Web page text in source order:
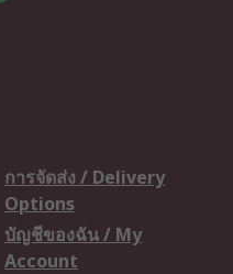
การจัดส่ง / Delivery
Options
บัญชีของฉัน / My
Account